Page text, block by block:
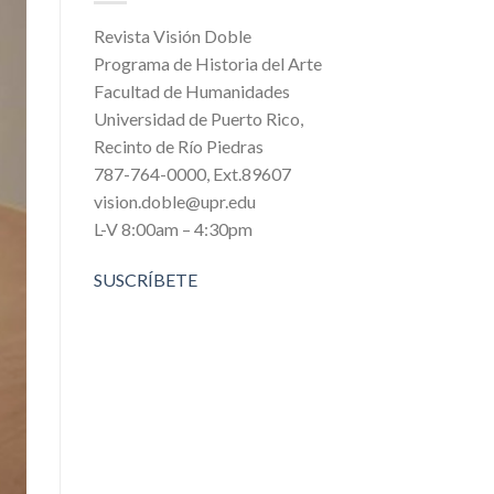
Revista Visión Doble
Programa de Historia del Arte
Facultad de Humanidades
Universidad de Puerto Rico,
Recinto de Río Piedras
787-764-0000, Ext.89607
vision.doble@upr.edu
L-V 8:00am – 4:30pm
SUSCRÍBETE